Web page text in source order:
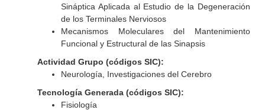
Sináptica Aplicada al Estudio de la Degeneración
de los Terminales Nerviosos
Mecanismos Moleculares del Mantenimiento
Funcional y Estructural de las Sinapsis
Actividad Grupo (códigos SIC):
Neurología, Investigaciones del Cerebro
Tecnología Generada (códigos SIC):
Fisiología